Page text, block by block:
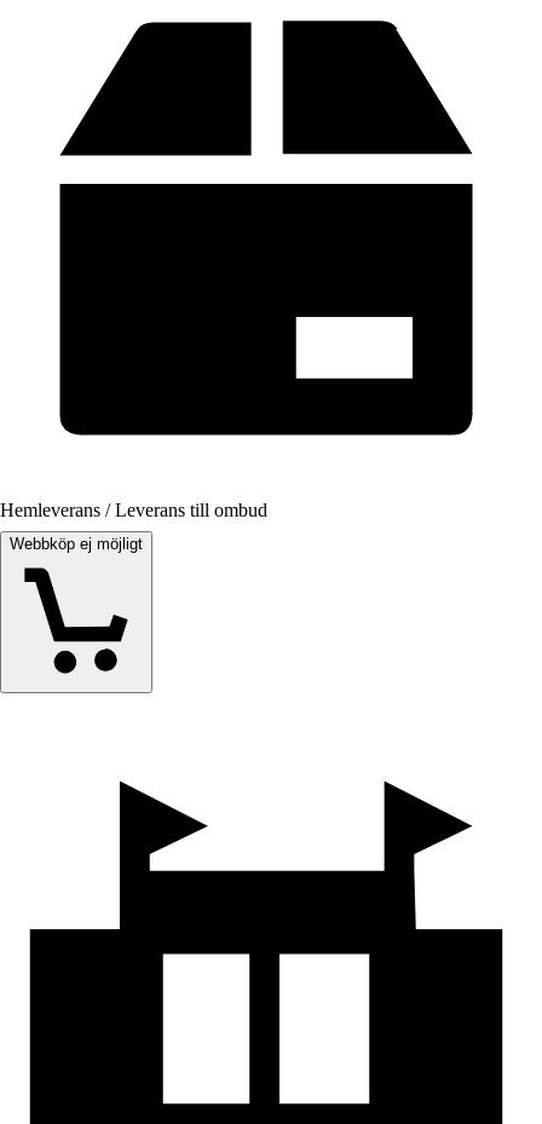
Hemleverans / Leverans till ombud
Webbköp ej möjligt